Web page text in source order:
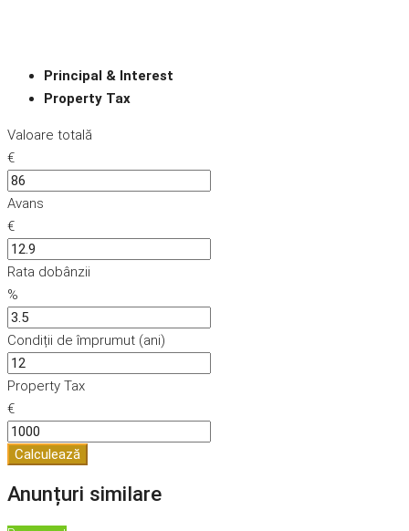
Principal & Interest
Property Tax
Valoare totală
€
Avans
€
Rata dobânzii
%
Condiții de împrumut (ani)
Property Tax
€
Calculează
Anunțuri similare